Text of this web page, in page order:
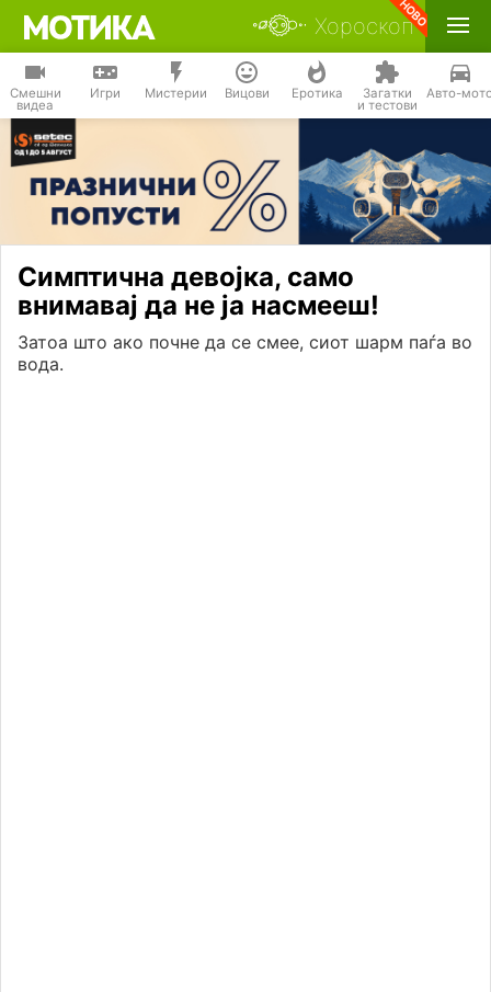
Хороскоп
Смешни
видеа
Игри Мистерии Вицови Еротика Загатки
и тестови
Авто-
Симптична девојка, само
внимавај да не ја насмееш!
Затоа што ако почне да се смее, сиот шарм паѓа во
вода.